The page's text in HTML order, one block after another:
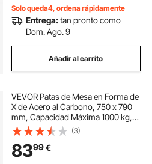
Solo queda4, ordena rápidamente
Entrega:tan pronto como
Dom. Ago. 9
Añadir al carrito
VEVOR Patas de Mesa en Forma de
X de Acero al Carbono, 750 x 790
mm, Capacidad Máxima 1000 kg,
Juego de 2 Patas con Kit de
Herrajes para Escritorio, Muebles,
Mesa de Bar, Banco de Trabajo y
Oficina
(3)
8399€